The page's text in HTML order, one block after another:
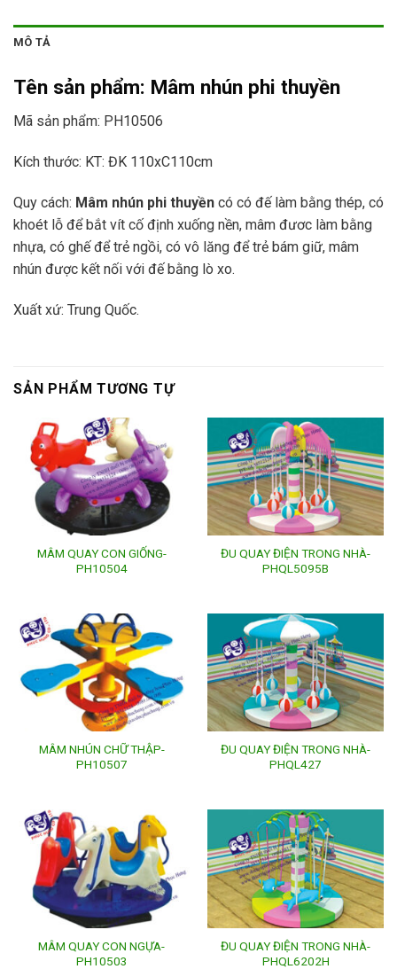
MÔ TẢ
Tên sản phẩm: Mâm nhún phi thuyền
Mã sản phẩm: PH10506
Kích thước: KT: ĐK 110xC110cm
Quy cách: Mâm nhún phi thuyền có có đế làm bằng thép, có
khoét lỗ để bắt vít cố định xuống nền, mâm đươc làm bằng
nhựa, có ghế để trẻ ngồi, có vô lăng để trẻ bám giữ, mâm
nhún được kết nối với đế bằng lò xo.
Xuất xứ: Trung Quốc.
SẢN PHẨM TƯƠNG TỰ
MÂM QUAY CON GIỐNG-
PH10504
ĐU QUAY ĐIỆN TRONG NHÀ-
PHQL5095B
MÂM NHÚN CHỮ THẬP-
PH10507
ĐU QUAY ĐIỆN TRONG NHÀ-
PHQL427
MÂM QUAY CON NGỰA-
PH10503
ĐU QUAY ĐIỆN TRONG NHÀ-
PHQL6202H